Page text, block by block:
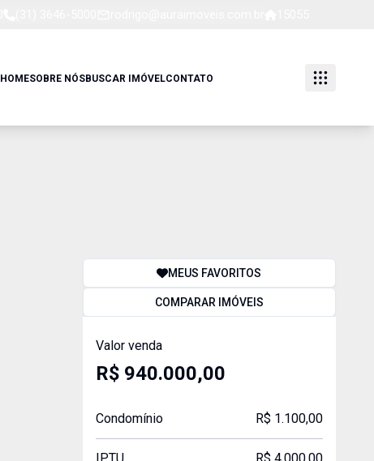
HOMESOBRE NÓSBUSCAR IMÓVELCONTATO
MEUS FAVORITOS
COMPARAR IMÓVEIS
Valor venda
R$ 940.000,00
Condomínio R$ 1.100,00